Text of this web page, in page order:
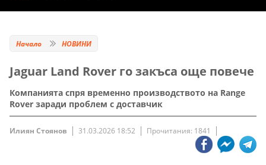
Начало НОВИНИ
Jaguar Land Rover го закъса още повече
Компанията спря временно производството на Range
Rover заради проблем с доставчик
Илиян Стоянов 31.03.2026 18:52 Прочитания: 1841